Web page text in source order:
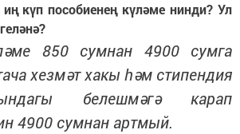
күп пособиенең күләме нинди? Ул
850 сумнан 4900 сумга
хезмәт хакы һәм стипендия
белешмәгә карап
4900 сумнан артмый.